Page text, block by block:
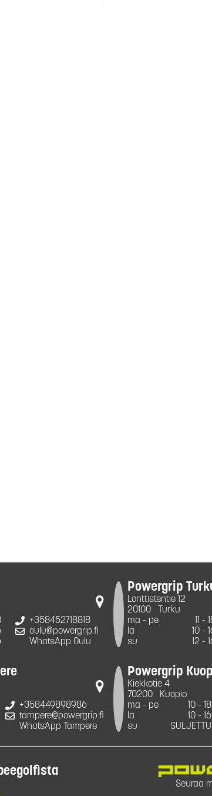
+358452718818
oulu@powergrip.fi
WhatsApp Oulu
Powergrip
Lonttistentie 12
20100
Turku
ma - pe
11 -
la
10 -
su
12 -
+358449898986
tampere@powergrip.fi
WhatsApp Tampere
Powergrip
Kiekkotie 4
70200
Kuopio
ma - pe
10 - 18
la
10 - 16
su
SULJETTU
Seuraa